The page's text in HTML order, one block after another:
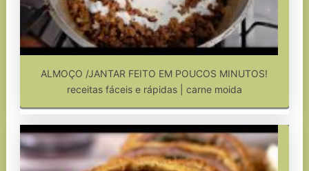
ALMOÇO /JANTAR FEITO EM POUCOS MINUTOS!
receitas fáceis e rápidas | carne moida